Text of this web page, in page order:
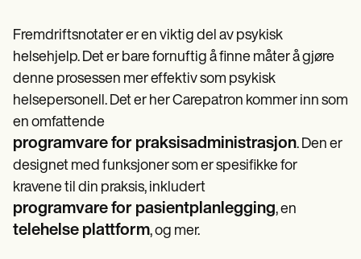
Fremdriftsnotater er en viktig del av psykisk
helsehjelp. Det er bare fornuftig å finne måter å gjøre
denne prosessen mer effektiv som psykisk
helsepersonell. Det er her Carepatron kommer inn som
en omfattende
programvare for praksisadministrasjon. Den er
designet med funksjoner som er spesifikke for
kravene til din praksis, inkludert
programvare for pasientplanlegging, en
telehelse plattform, og mer.